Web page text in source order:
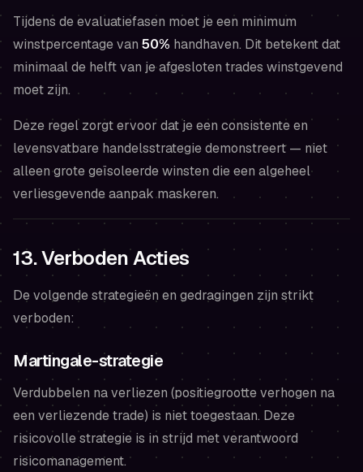
Tijdens de evaluatiefasen moet je een minimum
winstpercentage van 50% handhaven. Dit betekent dat
minimaal de helft van je afgesloten trades winstgevend
moet zijn.
Deze regel zorgt ervoor dat je een consistente en
levensvatbare handelsstrategie demonstreert — niet
alleen grote geïsoleerde winsten die een algeheel
verliesgevende aanpak maskeren.
13. Verboden Acties
De volgende strategieën en gedragingen zijn strikt
verboden:
Martingale-strategie
Verdubbelen na verliezen (positiegrootte verhogen na
een verliezende trade) is niet toegestaan. Deze
risicovolle strategie is in strijd met verantwoord
risicomanagement.